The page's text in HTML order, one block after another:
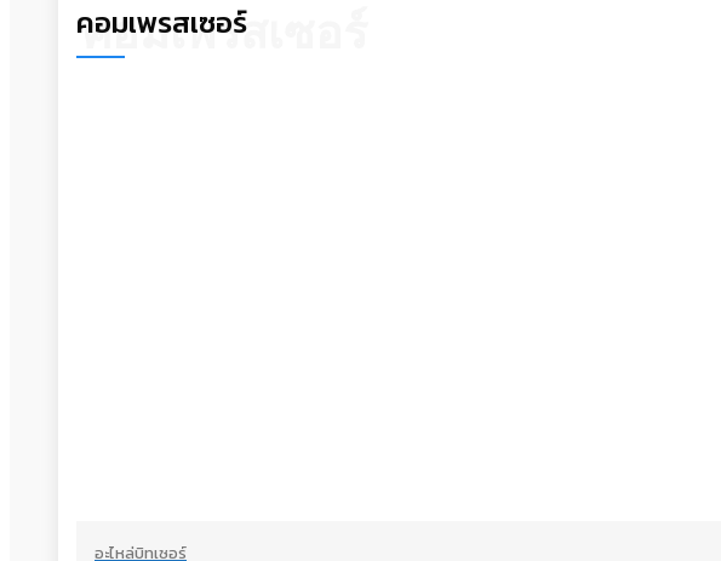
คอมเพรสเซอร์
คอมเพรสเซอร์
อะไหล่บิทเซอร์